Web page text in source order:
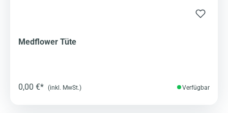
Medflower Tüte
0,00 €* (inkl. MwSt.) Verfügbar